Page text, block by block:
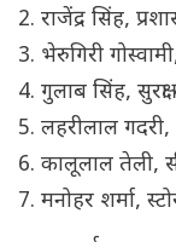
2. राजेंद्र सिंह,
3. भेरुगिरी
4. गुलाब सिंह,
5. लहरीलाल गदरी,
6. कालूलाल तेली,
7. मनोहर शर्मा,